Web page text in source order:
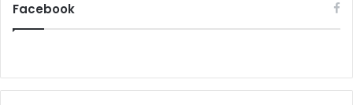
Facebook